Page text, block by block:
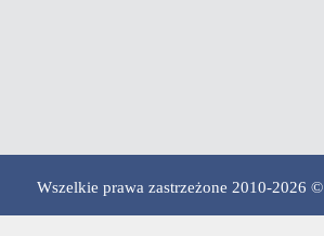
Wszelkie prawa zastrzeżone 2010-2026 ©